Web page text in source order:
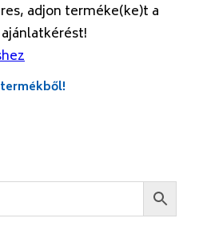
adjon terméke(ke)t a